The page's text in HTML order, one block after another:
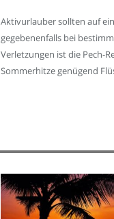
Aktivurlauber sollten auf
gegebenenfalls bei
Verletzungen ist die Pech-
Sommerhitze genügend